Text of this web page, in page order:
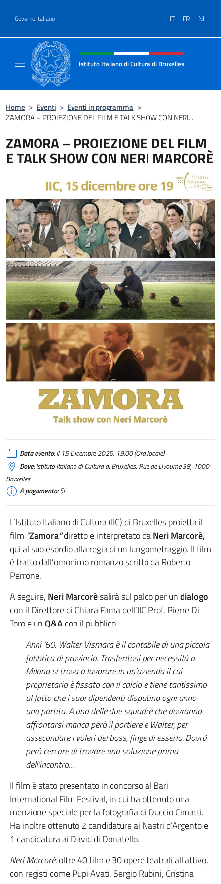
Governo Italiano IT FR NL
Intestazione sito, social e menù
Istituto Italiano di Cultura di Bruxelles
Home > Eventi > Eventi in programma >
ZAMORA – PROIEZIONE DEL FILM E TALK SHOW CON NERI...
ZAMORA – PROIEZIONE DEL FILM
E TALK SHOW CON NERI MARCORÈ
Data evento:Il 15 Dicembre 2025, 19:00 (Ora locale)
Dove:Istituto Italiano di Cultura di Bruxelles, Rue de Livourne 38, 1000
Bruxelles
A pagamento:Si
L’Istituto Italiano di Cultura (IIC) di Bruxelles proietta il
film “Zamora”diretto e interpretato daNeri Marcorè,
qui al suo esordio alla regia di un lungometraggio. Il film
è tratto dall’omonimo romanzo scritto da Roberto
Perrone.
A seguire, Neri Marcorèsalirà sul palco per undialogo
con il Direttore di Chiara Fama dell’IIC Prof. Pierre Di
Toro e unQ&Acon il pubblico.
Anni ’60. Walter Vismara è il contabile di una piccola
fabbrica di provincia. Trasferitosi per necessità a
Milano si trova a lavorare in un’azienda il cui
proprietario è fissato con il calcio e tiene tantissimo
al fatto che i suoi dipendenti disputino ogni anno
una partita. A una delle due squadre che dovranno
affrontarsi manca però il portiere e Walter, per
assecondare i voleri del boss, finge di esserlo. Dovrà
però cercare di trovare una soluzione prima
dell’incontro…
Il film è stato presentato in concorso al Bari
International Film Festival, in cui ha ottenuto una
menzione speciale per la fotografia di Duccio Cimatti.
Ha inoltre ottenuto 2 candidature ai Nastri d’Argento e
1 candidatura ai David di Donatello.
Neri Marcoré:oltre 40 film e 30 opere teatrali all’attivo,
con registi come Pupi Avati, Sergio Rubini, Cristina